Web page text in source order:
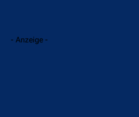
- Anzeige -